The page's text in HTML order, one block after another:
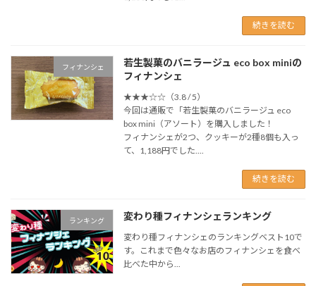
続きを読む
フィナンシェ
若生製菓のバニラージュ eco box miniの
フィナンシェ
★★★☆☆（3.8 / 5）
今回は通販で「若生製菓のバニラージュ eco
box mini（アソート）を購入しました！
フィナンシェが2つ、クッキーが2種8個も入っ
て、1,188円でした....
続きを読む
ランキング 変わり種フィナンシェランキング
変わり種フィナンシェのランキングベスト10で
す。これまで色々なお店のフィナンシェを食べ
比べた中から...